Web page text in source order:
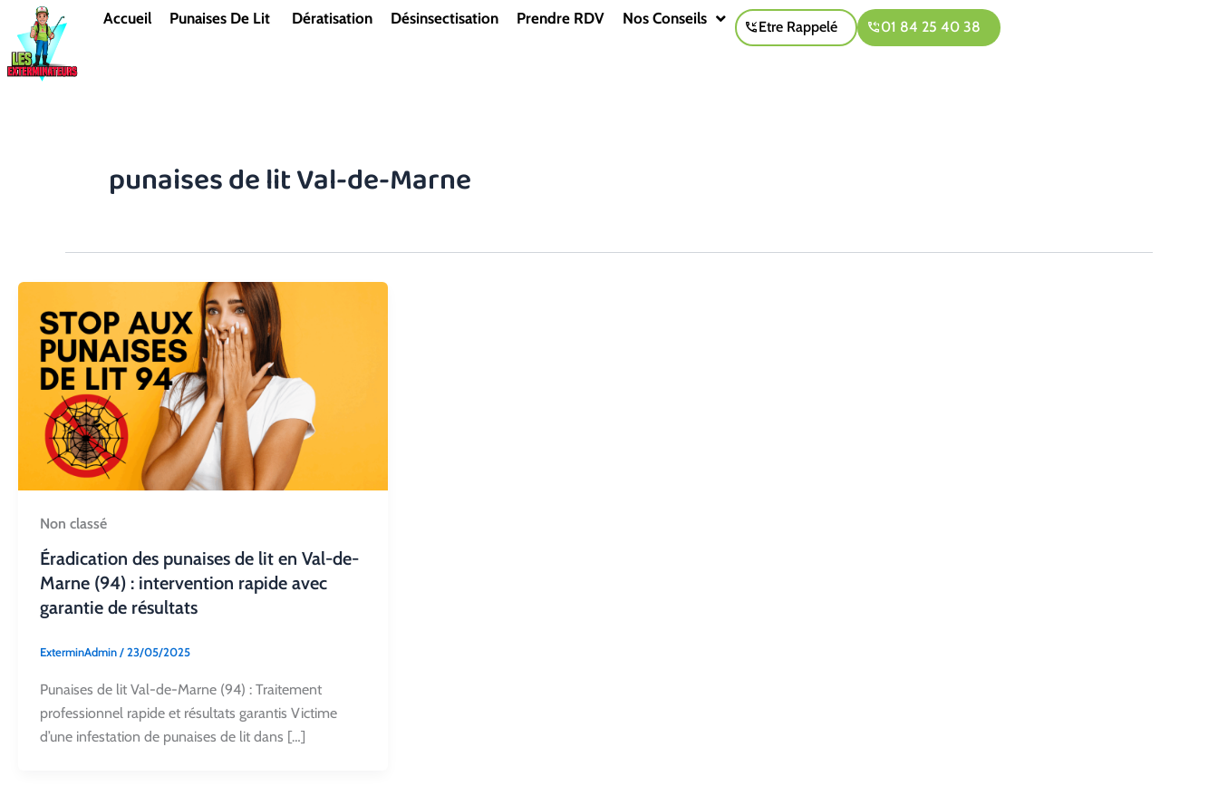
contenu
Accueil Punaises De Lit Dératisation Désinsectisation Prendre RDV Nos Conseils Etre Rappelé 01 84 25 40 38
punaises de lit Val-de-Marne
Non classé
Éradication des punaises de lit en Val-de-
Marne (94) : intervention rapide avec
garantie de résultats
ExterminAdmin/23/05/2025
Punaises de lit Val-de-Marne (94) : Traitement
professionnel rapide et résultats garantis Victime
d’une infestation de punaises de lit dans […]